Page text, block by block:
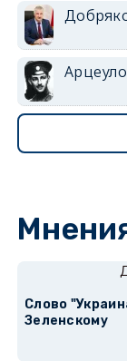
Слово
Зеленскому